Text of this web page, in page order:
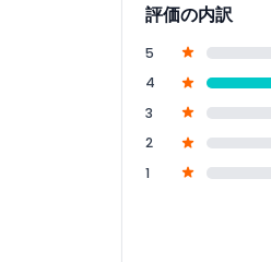
評価の内訳
5
4
3
2
1